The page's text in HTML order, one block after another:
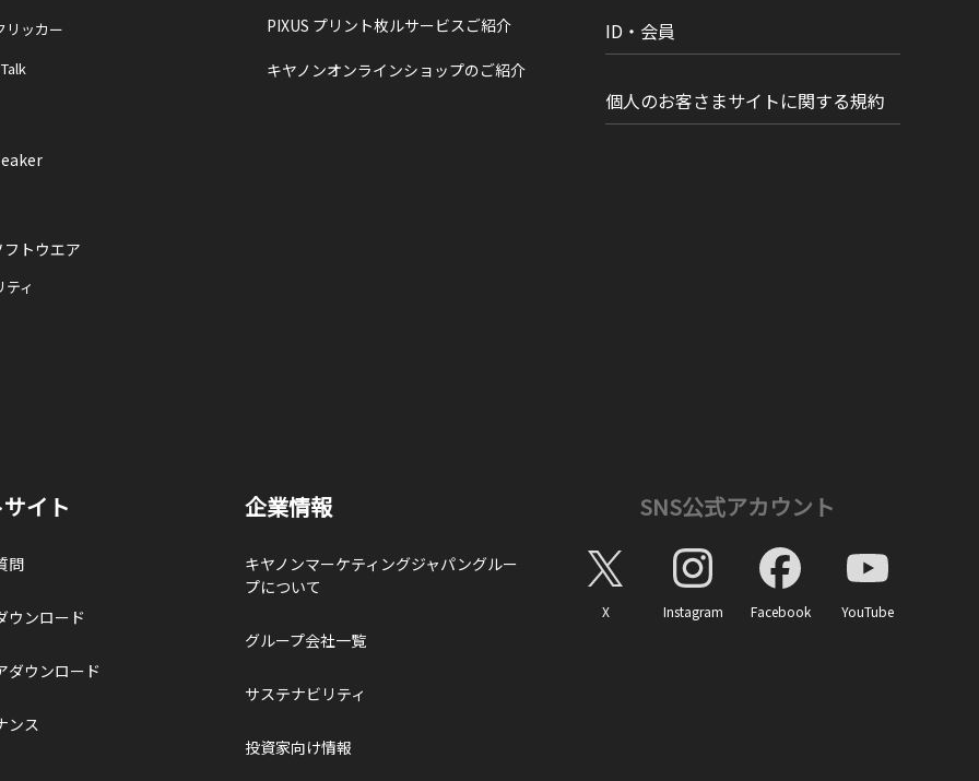
リッカー
トウエア
ィ
PIXUS プリント枚ルサービスご紹介
キヤノンオンラインショップのご紹介
ID・会員
個人のお客さまサイトに関する規約
イト
問
ウンロード
ダウンロード
ンス
企業情報
キヤノンマーケティングジャパングルー
プについて
グループ会社一覧
サステナビリティ
投資家向け情報
SNS公式アカウント
X Instagram Facebook YouTube